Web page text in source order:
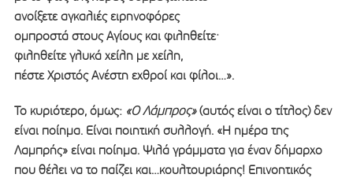
ανοίξετε αγκαλιές ειρηνοφόρες
ομπροστά στους Αγίους και φιληθείτε·
φιληθείτε γλυκά χείλη με χείλη,
πέστε Χριστός Ανέστη εχθροί και φίλοι…».
Το κυριότερο, όμως: «Ο Λάμπρος»(αυτός είναι ο τίτλος) δεν
είναι ποίημα. Είναι ποιητική συλλογή. «Η ημέρα της
Λαμπρής» είναι ποίημα. Ψιλά γράμματα για έναν δήμαρχο
που θέλει να το παίζει και…κουλτουριάρης! Επινοητικός